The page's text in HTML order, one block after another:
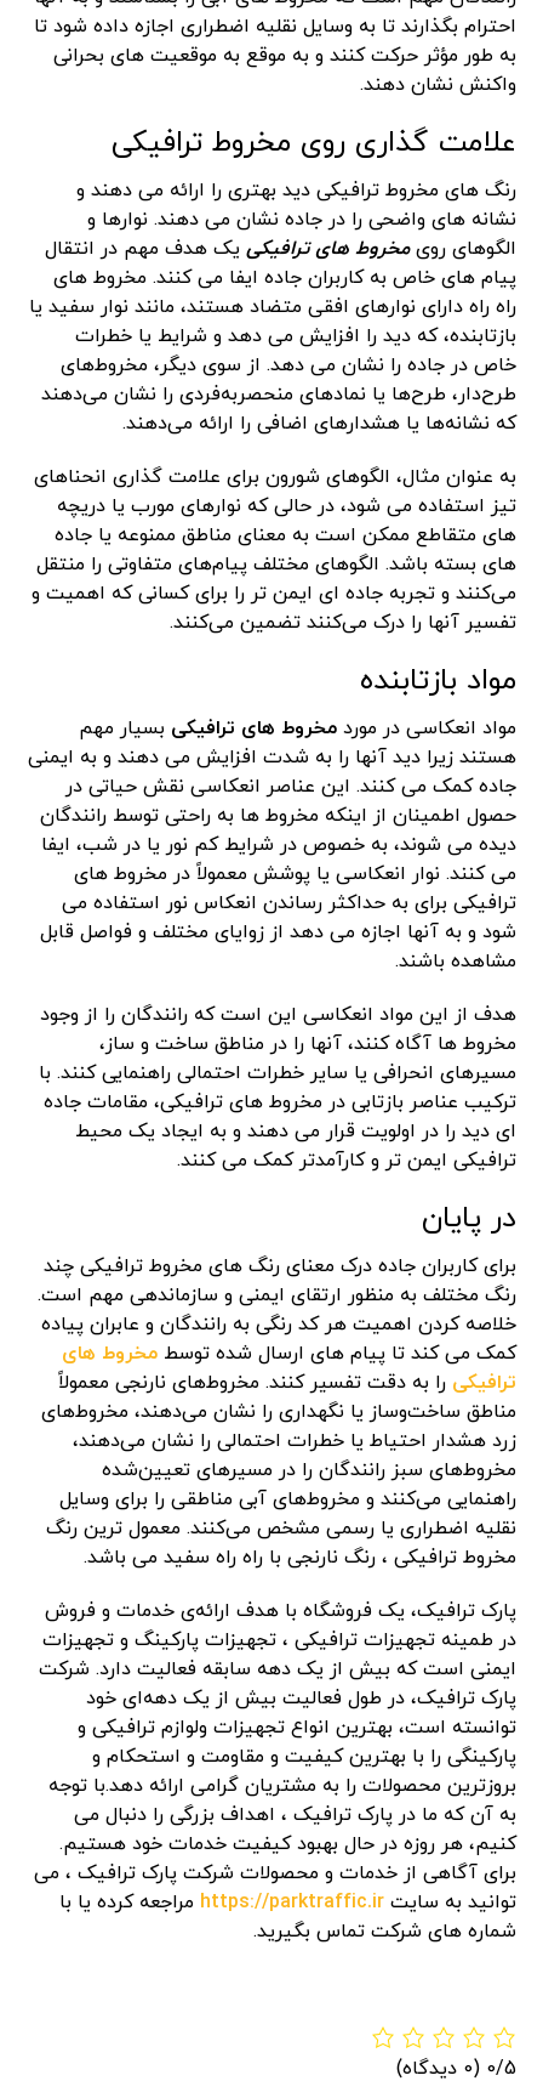
احترام بگذارند تا به وسایل نقلیه اضطراری اجازه داده شود تا
به طور مؤثر حرکت کنند و به موقع به موقعیت های بحرانی
واکنش نشان دهند.
علامت گذاری روی مخروط ترافیکی
رنگ های مخروط ترافیکی دید بهتری را ارائه می دهند و
نشانه های واضحی را در جاده نشان می دهند. نوارها و
الگوهای رویمخروط های ترافیکی یک هدف مهم در انتقال
پیام های خاص به کاربران جاده ایفا می کنند. مخروط های
راه راه دارای نوارهای افقی متضاد هستند، مانند نوار سفید یا
بازتابنده، که دید را افزایش می دهد و شرایط یا خطرات
خاص در جاده را نشان می دهد. از سوی دیگر، مخروط‌های
طرح‌دار، طرح‌ها یا نمادهای منحصربه‌فردی را نشان می‌دهند
که نشانه‌ها یا هشدارهای اضافی را ارائه می‌دهند.
به عنوان مثال، الگوهای شورون برای علامت گذاری انحناهای
تیز استفاده می شود، در حالی که نوارهای مورب یا دریچه
های متقاطع ممکن است به معنای مناطق ممنوعه یا جاده
های بسته باشد. الگوهای مختلف پیام‌های متفاوتی را منتقل
می‌کنند و تجربه جاده ای ایمن تر را برای کسانی که اهمیت و
تفسیر آنها را درک می‌کنند تضمین می‌کنند.
مواد بازتابنده
مواد انعکاسی در موردمخروط های ترافیکی بسیار مهم
هستند زیرا دید آنها را به شدت افزایش می دهند و به ایمنی
جاده کمک می کنند. این عناصر انعکاسی نقش حیاتی در
حصول اطمینان از اینکه مخروط ها به راحتی توسط رانندگان
دیده می شوند، به خصوص در شرایط کم نور یا در شب، ایفا
می کنند. نوار انعکاسی یا پوشش معمولاً در مخروط های
ترافیکی برای به حداکثر رساندن انعکاس نور استفاده می
شود و به آنها اجازه می دهد از زوایای مختلف و فواصل قابل
مشاهده باشند.
هدف از این مواد انعکاسی این است که رانندگان را از وجود
مخروط ها آگاه کنند، آنها را در مناطق ساخت و ساز،
مسیرهای انحرافی یا سایر خطرات احتمالی راهنمایی کنند. با
ترکیب عناصر بازتابی در مخروط های ترافیکی، مقامات جاده
ای دید را در اولویت قرار می دهند و به ایجاد یک محیط
ترافیکی ایمن تر و کارآمدتر کمک می کنند.
در پایان
برای کاربران جاده درک معنای رنگ های مخروط ترافیکی چند
رنگ مختلف به منظور ارتقای ایمنی و سازماندهی مهم است.
خلاصه کردن اهمیت هر کد رنگی به رانندگان و عابران پیاده
کمک می کند تا پیام های ارسال شده توسطمخروط های
ترافیکی را به دقت تفسیر کنند. مخروط‌های نارنجی معمولاً
مناطق ساخت‌وساز یا نگهداری را نشان می‌دهند، مخروط‌های
زرد هشدار احتیاط یا خطرات احتمالی را نشان می‌دهند،
مخروط‌های سبز رانندگان را در مسیرهای تعیین‌شده
راهنمایی می‌کنند و مخروط‌های آبی مناطقی را برای وسایل
نقلیه اضطراری یا رسمی مشخص می‌کنند. معمول ترین رنگ
مخروط ترافیکی ، رنگ نارنجی با راه راه سفید می باشد.
پارک ترافیک، یک فروشگاه با هدف ارائه‌ی خدمات و فروش
در طمینه تجهیزات ترافیکی ، تجهیزات پارکینگ و تجهیزات
ایمنی است که بیش از یک دهه سابقه فعالیت دارد. شرکت
پارک ترافیک، در طول فعالیت بیش از یک دهه‌‌ای خود
توانسته است، بهترین انواع تجهیزات ولوازم ترافیکی و
پارکینگی را با بهترین کیفیت و مقاومت و استحکام و
بروزترین محصولات را به مشتریان گرامی ارائه دهد.با توجه
به آن که ما در پارک ترافیک ، اهداف بزرگی را دنبال می
کنیم، هر روزه در حال بهبود کیفیت خدمات خود هستیم.
برای آگاهی از خدمات و محصولات شرکت پارک ترافیک ، می
توانید به سایتhttps://parktraffic.ir مراجعه کرده یا با
شماره های شرکت تماس بگیرید.
0/5 (0 دیدگاه)